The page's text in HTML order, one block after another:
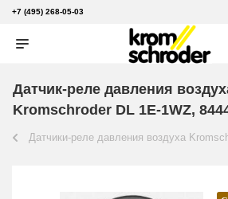
+7 (495) 268-05-03
Датчик-реле давления
Kromschroder DL 1E-1WZ,
Датчики-реле давления воздуха